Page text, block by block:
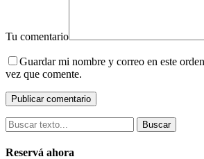
Tu comentario
Guardar mi nombre y correo en este
vez que comente.
Buscar
Reservá ahora